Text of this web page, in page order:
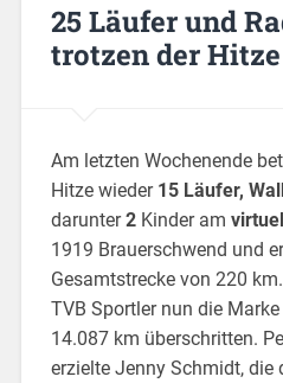
25 Läufer und
trotzen der Hitze
Am letzten Wochenende
Hitze wieder 15 Läufer,
darunter2 Kinder am
1919 Brauerschwend und
Gesamtstrecke von 220
TVB Sportler nun die
14.087 km überschritten.
erzielte Jenny Schmidt, die